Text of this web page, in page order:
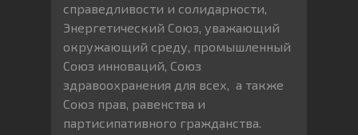
справедливости и солидарности,
Энергетический Союз, уважающий
окружающий среду, промышленный
Союз инноваций, Союз
здравоохранения для всех, а также
Союз прав, равенства и
партисипативного гражданства.